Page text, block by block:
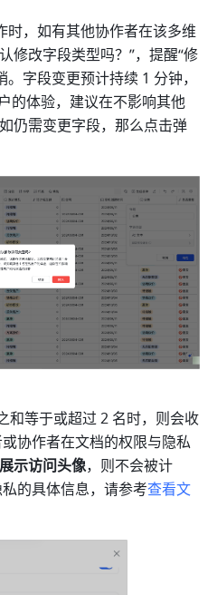
时，如有其他协作者在该多维
修改字段类型吗？”，提醒“修
字段变更预计持续 1 分钟，
的体验，建议在不影响其他
仍需变更字段，那么点击弹
和等于或超过 2 名时，则会收
协作者在文档的权限与隐私
展示访问头像，则不会被计
的具体信息，请参考查看文